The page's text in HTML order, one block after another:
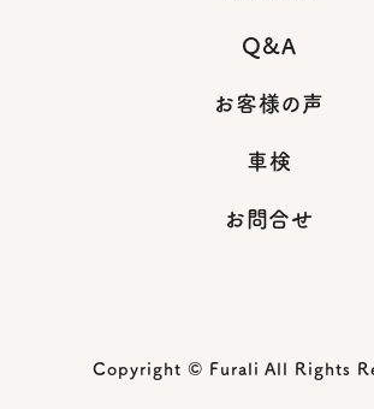
Q&A
お客様の声
車検
お問合せ
Copyright © Furali All Rights